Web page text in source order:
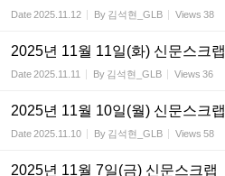
Date2025.11.12 By 김석현_GLB Views 38
2025년 11월 11일(화) 신문스크랩
Date2025.11.11 By 김석현_GLB Views 36
2025년 11월 10일(월) 신문스크랩
Date2025.11.10 By 김석현_GLB Views 58
2025년 11월 7일(금) 신문스크랩